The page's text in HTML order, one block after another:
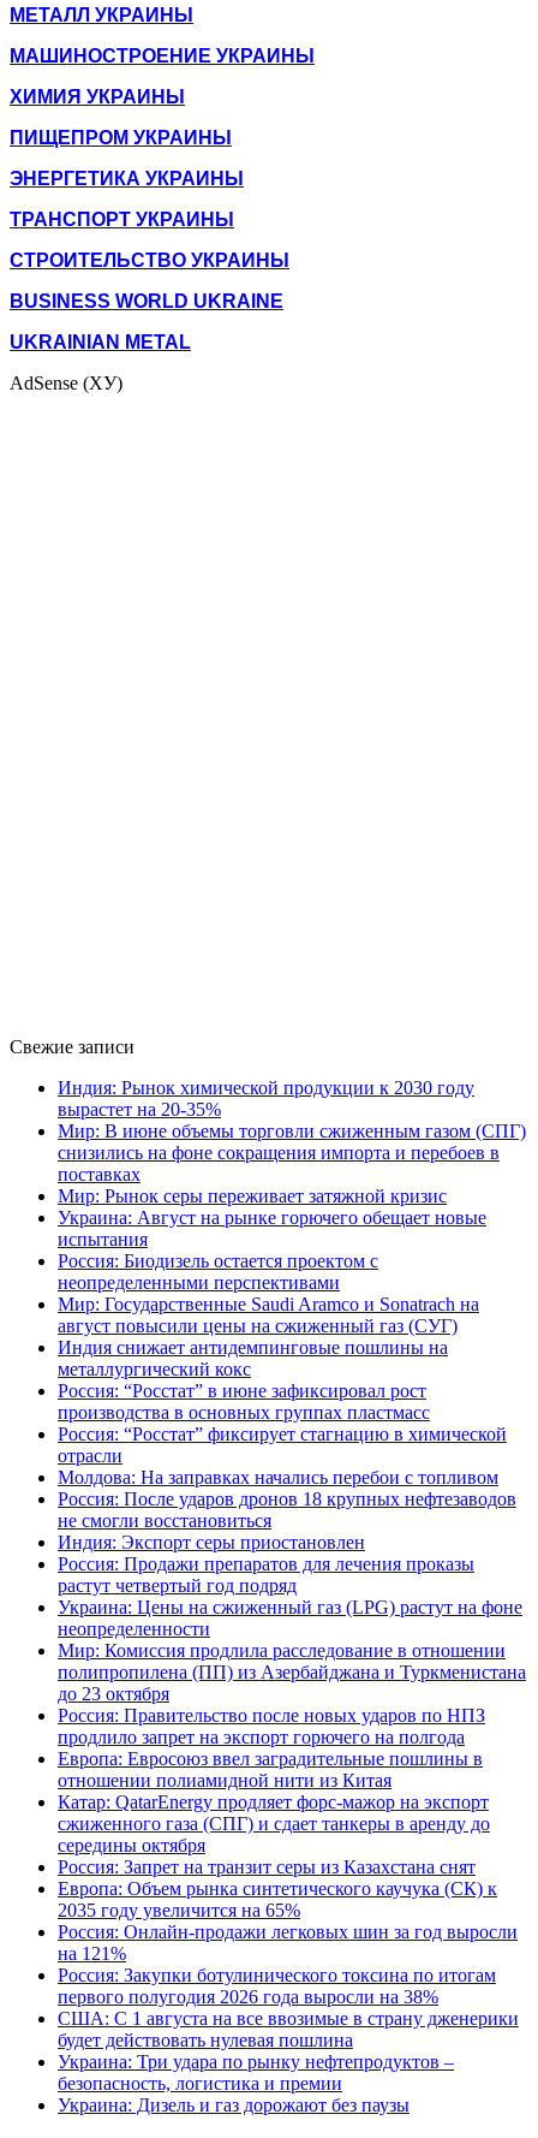
МЕТАЛЛ УКРАИНЫ
МАШИНОСТРОЕНИЕ УКРАИНЫ
ХИМИЯ УКРАИНЫ
ПИЩЕПРОМ УКРАИНЫ
ЭНЕРГЕТИКА УКРАИНЫ
ТРАНСПОРТ УКРАИНЫ
СТРОИТЕЛЬСТВО УКРАИНЫ
BUSINESS WORLD UKRAINE
UKRAINIAN METAL
AdSense (ХУ)
Свежие записи
Индия: Рынок химической продукции к 2030 году
вырастет на 20-35%
Мир: В июне объемы торговли сжиженным газом (СПГ)
снизились на фоне сокращения импорта и перебоев в
поставках
Мир: Рынок серы переживает затяжной кризис
Украина: Август на рынке горючего обещает новые
испытания
Россия: Биодизель остается проектом с
неопределенными перспективами
Мир: Государственные Saudi Aramco и Sonatrach на
август повысили цены на сжиженный газ (СУГ)
Индия снижает антидемпинговые пошлины на
металлургический кокс
Россия: “Росстат” в июне зафиксировал рост
производства в основных группах пластмасс
Россия: “Росстат” фиксирует стагнацию в химической
отрасли
Молдова: На заправках начались перебои с топливом
Россия: После ударов дронов 18 крупных нефтезаводов
не смогли восстановиться
Индия: Экспорт серы приостановлен
Россия: Продажи препаратов для лечения проказы
растут четвертый год подряд
Украина: Цены на сжиженный газ (LPG) растут на фоне
неопределенности
Мир: Комиссия продлила расследование в отношении
полипропилена (ПП) из Азербайджана и Туркменистана
до 23 октября
Россия: Правительство после новых ударов по НПЗ
продлило запрет на экспорт горючего на полгода
Европа: Евросоюз ввел заградительные пошлины в
отношении полиамидной нити из Китая
Катар: QatarEnergy продляет форс-мажор на экспорт
сжиженного газа (СПГ) и сдает танкеры в аренду до
середины октября
Россия: Запрет на транзит серы из Казахстана снят
Европа: Объем рынка синтетического каучука (СК) к
2035 году увеличится на 65%
Россия: Онлайн-продажи легковых шин за год выросли
на 121%
Россия: Закупки ботулинического токсина по итогам
первого полугодия 2026 года выросли на 38%
США: С 1 августа на все ввозимые в страну дженерики
будет действовать нулевая пошлина
Украина: Три удара по рынку нефтепродуктов –
безопасность, логистика и премии
Украина: Дизель и газ дорожают без паузы